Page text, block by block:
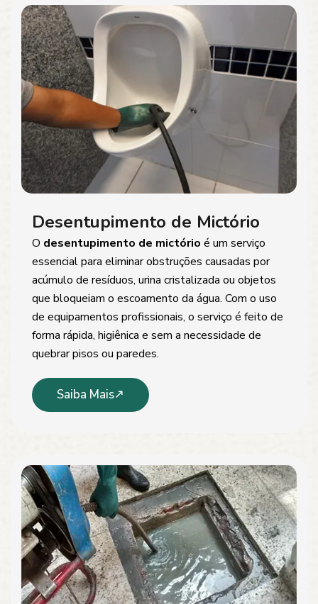
Desentupimento de Mictório
O desentupimento de mictório é um serviço
essencial para eliminar obstruções causadas por
acúmulo de resíduos, urina cristalizada ou objetos
que bloqueiam o escoamento da água. Com o uso
de equipamentos profissionais, o serviço é feito de
forma rápida, higiênica e sem a necessidade de
quebrar pisos ou paredes.
Saiba Mais